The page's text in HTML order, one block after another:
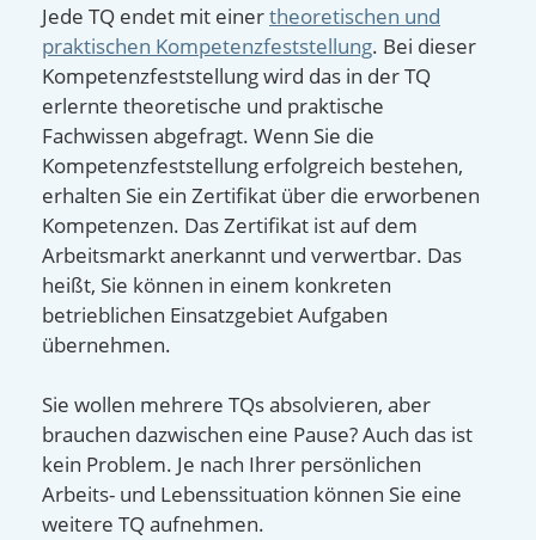
Jede TQ endet mit einertheoretischen und
praktischen Kompetenzfeststellung. Bei dieser
Kompetenzfeststellung wird das in der TQ
erlernte theoretische und praktische
Fachwissen abgefragt. Wenn Sie die
Kompetenzfeststellung erfolgreich bestehen,
erhalten Sie ein Zertifikat über die erworbenen
Kompetenzen. Das Zertifikat ist auf dem
Arbeitsmarkt anerkannt und verwertbar. Das
heißt, Sie können in einem konkreten
betrieblichen Einsatzgebiet Aufgaben
übernehmen.
Sie wollen mehrere TQs absolvieren, aber
brauchen dazwischen eine Pause? Auch das ist
kein Problem. Je nach Ihrer persönlichen
Arbeits- und Lebenssituation können Sie eine
weitere TQ aufnehmen.